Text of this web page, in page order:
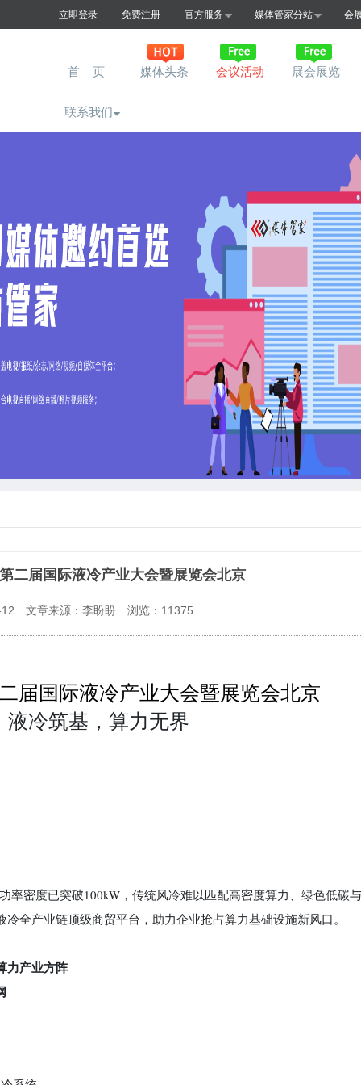
立即登录 免费注册 官方服务 媒体管家分站 会
首 页 媒体头条 会议活动 展会展览
联系我们
二届国际液冷产业大会暨展览会北京
文章来源：李盼盼 浏览： 11375
届国际液冷产业大会暨展览会北京
液冷筑基，算力无界
密度已突破100kW，传统风冷难以匹配高密度算力、绿色低碳
全产业链顶级商贸平台，助力企业抢占算力基础设施新风口。
力产业方阵